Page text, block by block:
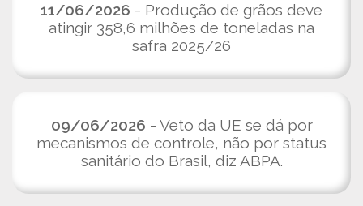
11/06/2026 - Produção de grãos deve
atingir 358,6 milhões de toneladas na
safra 2025/26
09/06/2026 - Veto da UE se dá por
mecanismos de controle, não por status
sanitário do Brasil, diz ABPA.